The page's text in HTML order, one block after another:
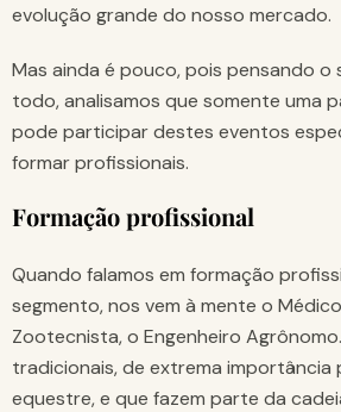
evolução grande do nosso mercado.
Mas ainda é pouco, pois pensando o
todo, analisamos que somente uma
pode participar destes eventos
formar profissionais.
Formação profissional
Quando falamos em formação
segmento, nos vem à mente o
Zootecnista, o Engenheiro
tradicionais, de extrema importância
equestre, e que fazem parte da